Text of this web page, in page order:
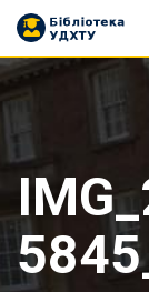
Skip
content